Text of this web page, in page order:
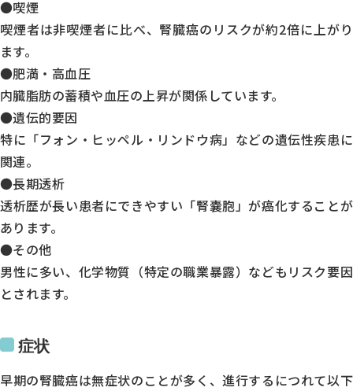
診療時間
●喫煙
喫煙者は非喫煙者に比べ、腎臓癌のリスクが約2倍に上がり
ます。
●肥満・高血圧
内臓脂肪の蓄積や血圧の上昇が関係しています。
●遺伝的要因
特に「フォン・ヒッペル・リンドウ病」などの遺伝性疾患に
関連。
●長期透析
透析歴が長い患者にできやすい「腎嚢胞」が癌化することが
あります。
●その他
男性に多い、化学物質（特定の職業暴露）などもリスク要因
とされます。
症状
早期の腎臓癌は無症状のことが多く、進行するにつれて以下